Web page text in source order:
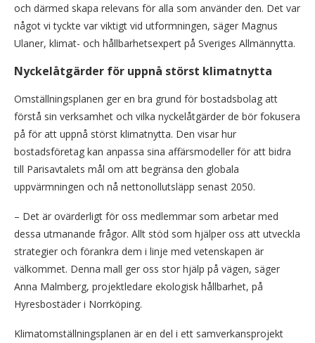
och därmed skapa relevans för alla som använder den. Det var
något vi tyckte var viktigt vid utformningen, säger Magnus
Ulaner, klimat- och hållbarhetsexpert på Sveriges Allmännytta.
Nyckelåtgärder för uppnå störst klimatnytta
Omställningsplanen ger en bra grund för bostadsbolag att
förstå sin verksamhet och vilka nyckelåtgärder de bör fokusera
på för att uppnå störst klimatnytta. Den visar hur
bostadsföretag kan anpassa sina affärsmodeller för att bidra
till Parisavtalets mål om att begränsa den globala
uppvärmningen och nå nettonollutsläpp senast 2050.
– Det är ovärderligt för oss medlemmar som arbetar med
dessa utmanande frågor. Allt stöd som hjälper oss att utveckla
strategier och förankra dem i linje med vetenskapen är
välkommet. Denna mall ger oss stor hjälp på vägen, säger
Anna Malmberg, projektledare ekologisk hållbarhet, på
Hyresbostäder i Norrköping.
Klimatomställningsplanen är en del i ett samverkansprojekt